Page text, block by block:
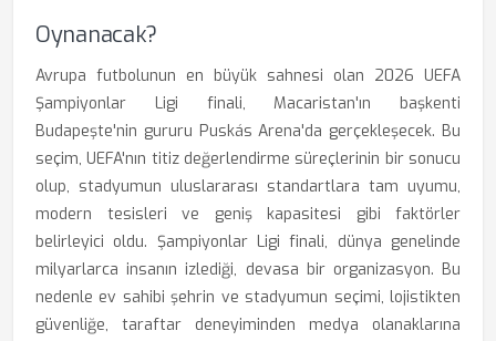
Oynanacak?
Avrupa futbolunun en büyük sahnesi olan 2026 UEFA
Şampiyonlar Ligi finali, Macaristan'ın başkenti
Budapeşte'nin gururu Puskás Arena'da gerçekleşecek. Bu
seçim, UEFA'nın titiz değerlendirme süreçlerinin bir sonucu
olup, stadyumun uluslararası standartlara tam uyumu,
modern tesisleri ve geniş kapasitesi gibi faktörler
belirleyici oldu. Şampiyonlar Ligi finali, dünya genelinde
milyarlarca insanın izlediği, devasa bir organizasyon. Bu
nedenle ev sahibi şehrin ve stadyumun seçimi, lojistikten
güvenliğe, taraftar deneyiminden medya olanaklarına